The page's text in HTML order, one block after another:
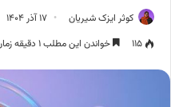
کوثر ایزک شیریان ۱۷ آذر ۱۴۰۴
۱۱۵
خواندن این مطلب ۱ دقیقه زمان می‌برد